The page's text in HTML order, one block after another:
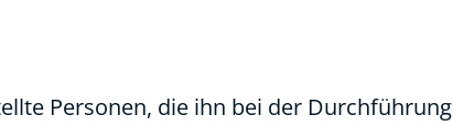
Personen, die ihn bei der Durchführung